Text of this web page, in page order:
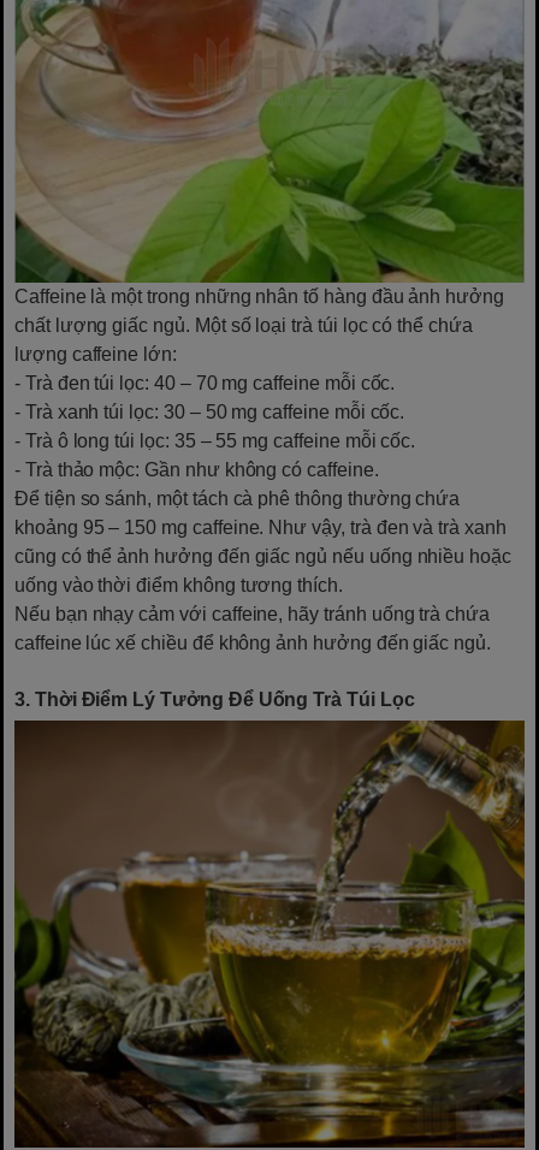
Caffeine là một trong những nhân tố hàng đầu ảnh hưởng
chất lượng giấc ngủ. Một số loại trà túi lọc có thể chứa
lượng caffeine lớn:
- Trà đen túi lọc: 40 – 70 mg caffeine mỗi cốc.
- Trà xanh túi lọc: 30 – 50 mg caffeine mỗi cốc.
- Trà ô long túi lọc: 35 – 55 mg caffeine mỗi cốc.
- Trà thảo mộc: Gần như không có caffeine.
Để tiện so sánh, một tách cà phê thông thường chứa
khoảng 95 – 150 mg caffeine. Như vậy, trà đen và trà xanh
cũng có thể ảnh hưởng đến giấc ngủ nếu uống nhiều hoặc
uống vào thời điểm không tương thích.
Nếu bạn nhạy cảm với caffeine, hãy tránh uống trà chứa
caffeine lúc xế chiều để không ảnh hưởng đến giấc ngủ.
3. Thời Điểm Lý Tưởng Để Uống Trà Túi Lọc